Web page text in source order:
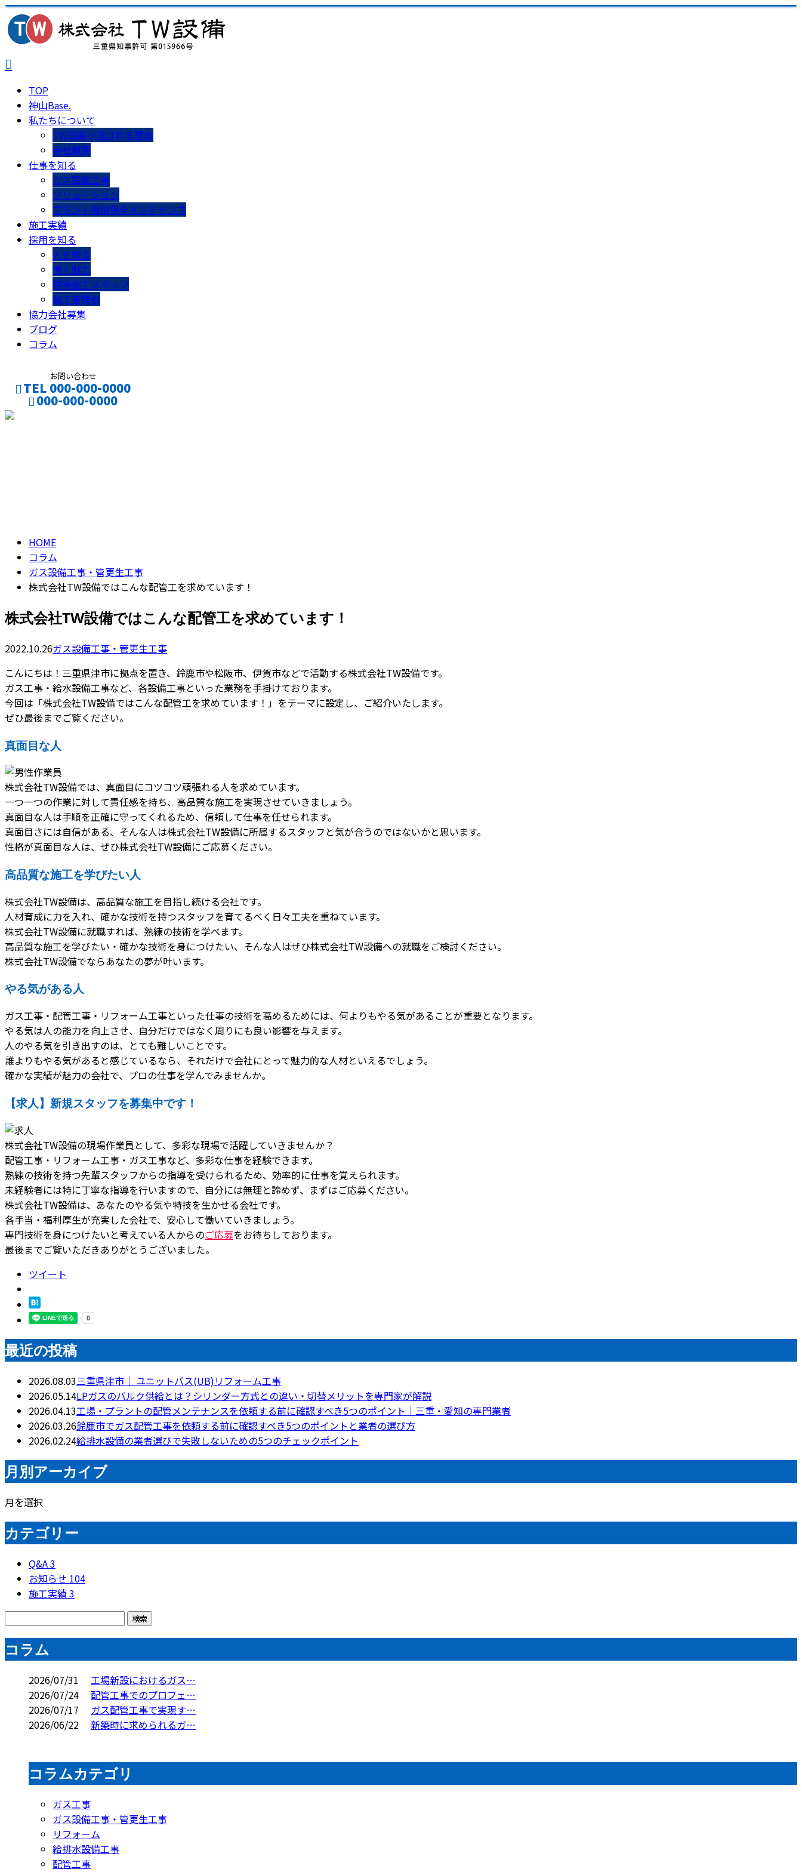
TOP
神山Base.
私たちについて
TW設備が選ばれる理由
会社概要
仕事を知る
ガス設備工事
ソリューション
プラント機械保全メンテナンス
施工実績
採用を知る
人を知る
働く魅力
現場施工スタッフ
施工管理者
協力会社募集
ブログ
コラム
お問い合わせ
TEL 000-000-0000
000-000-0000
HOME
コラム
ガス設備工事・管更生工事
株式会社TW設備ではこんな配管工を求めています！
株式会社TW設備ではこんな配管工を求めています！
2022.10.26ガス設備工事・管更生工事
こんにちは！三重県津市に拠点を置き、鈴鹿市や松阪市、伊賀市などで活動する株式会社TW設備です。
ガス工事・給水設備工事など、各設備工事といった業務を手掛けております。
今回は「株式会社TW設備ではこんな配管工を求めています！」をテーマに設定し、ご紹介いたします。
ぜひ最後までご覧ください。
真面目な人
株式会社TW設備では、真面目にコツコツ頑張れる人を求めています。
一つ一つの作業に対して責任感を持ち、高品質な施工を実現させていきましょう。
真面目な人は手順を正確に守ってくれるため、信頼して仕事を任せられます。
真面目さには自信がある、そんな人は株式会社TW設備に所属するスタッフと気が合うのではないかと思います。
性格が真面目な人は、ぜひ株式会社TW設備にご応募ください。
高品質な施工を学びたい人
株式会社TW設備は、高品質な施工を目指し続ける会社です。
人材育成に力を入れ、確かな技術を持つスタッフを育てるべく日々工夫を重ねています。
株式会社TW設備に就職すれば、熟練の技術を学べます。
高品質な施工を学びたい・確かな技術を身につけたい、そんな人はぜひ株式会社TW設備への就職をご検討ください。
株式会社TW設備でならあなたの夢が叶います。
やる気がある人
ガス工事・配管工事・リフォーム工事といった仕事の技術を高めるためには、何よりもやる気があることが重要となります。
やる気は人の能力を向上させ、自分だけではなく周りにも良い影響を与えます。
人のやる気を引き出すのは、とても難しいことです。
誰よりもやる気があると感じているなら、それだけで会社にとって魅力的な人材といえるでしょう。
確かな実績が魅力の会社で、プロの仕事を学んでみませんか。
【求人】新規スタッフを募集中です！
株式会社TW設備の現場作業員として、多彩な現場で活躍していきませんか？
配管工事・リフォーム工事・ガス工事など、多彩な仕事を経験できます。
熟練の技術を持つ先輩スタッフからの指導を受けられるため、効率的に仕事を覚えられます。
未経験者には特に丁寧な指導を行いますので、自分には無理と諦めず、まずはご応募ください。
株式会社TW設備は、あなたのやる気や特技を生かせる会社です。
各手当・福利厚生が充実した会社で、安心して働いていきましょう。
専門技術を身につけたいと考えている人からのご応募をお待ちしております。
最後までご覧いただきありがとうございました。
ツイート
最近の投稿
2026.08.03三重県津市｜ ユニットバス(UB)リフォーム工事
2026.05.14LPガスのバルク供給とは？シリンダー方式との違い・切替メリットを専門家が解説
2026.04.13工場・プラントの配管メンテナンスを依頼する前に確認すべき5つのポイント｜三重・愛知の専門業者
2026.03.26鈴鹿市でガス配管工事を依頼する前に確認すべき5つのポイントと業者の選び方
2026.02.24給排水設備の業者選びで失敗しないための5つのチェックポイント
月別アーカイブ
月を選択
カテゴリー
Q&A3
お知らせ 104
施工実績3
コラム
2026/07/31
工場新設におけるガス…
2026/07/24
配管工事でのプロフェ…
2026/07/17
ガス配管工事で実現す…
2026/06/22
新築時に求められるガ…
コラムカテゴリ
ガス工事
ガス設備工事・管更生工事
リフォーム
給排水設備工事
配管工事